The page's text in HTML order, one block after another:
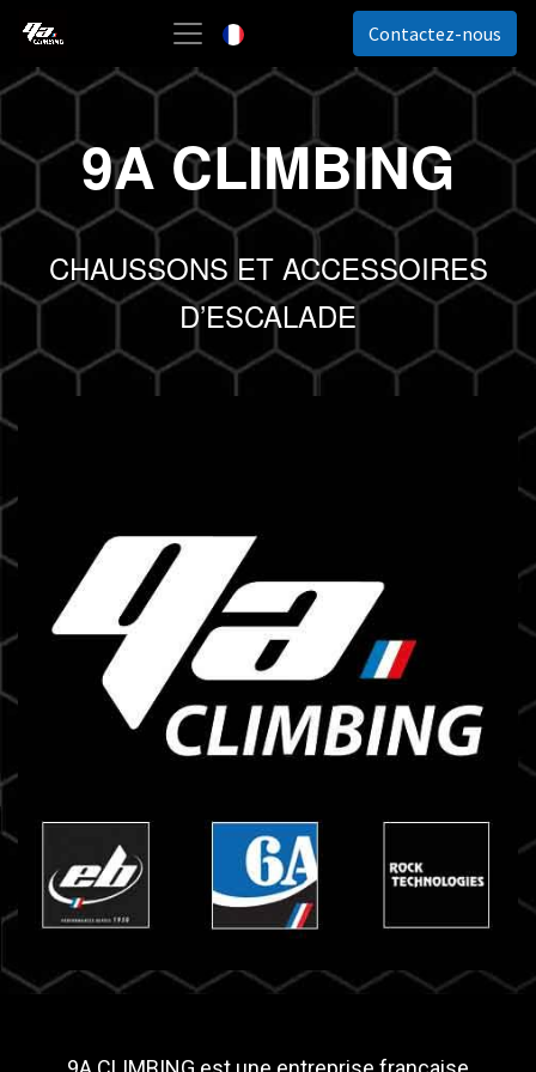
Contactez-nous
9A CLIMBING
CHAUSSONS ET ACCESSOIRES
D’ESCALADE